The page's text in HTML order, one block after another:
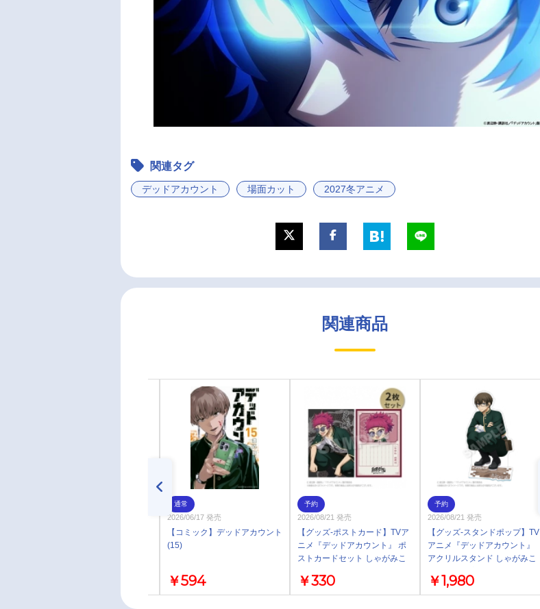
関連タグ
デッドアカウント 場面カット 2027冬アニメ
関連商品
通常
2026/06/17 発売
【コミック】デッドアカウント
(15)
￥594
予約
2026/08/21 発売
【グッズ-ポストカード】TVア
ニメ『デッドアカウント』 ポ
ストカードセット しゃがみこ
￥330
予約
2026/08/21 発売
【グッズ-スタンドポップ】TV
アニメ『デッドアカウント』
アクリルスタンド しゃがみこ
￥1,980